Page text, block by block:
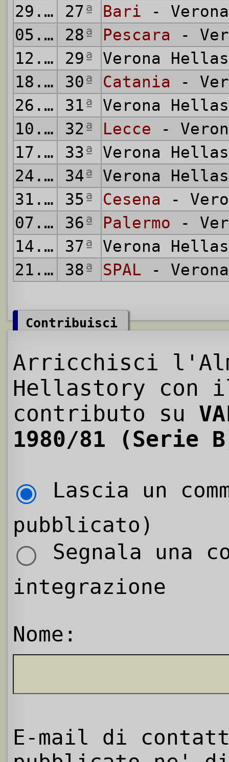
29.03.1981
27ª Bari -
05.04.1981
28ª Pescara -
12.04.1981
29ª
Verona
18.04.1981
30ª Catania -
26.04.1981
31ª
Verona
10.05.1981
32ª Lecce -
17.05.1981
33ª
Verona
24.05.1981
34ª
Verona
31.05.1981
35ª Cesena -
07.06.1981
36ª Palermo -
14.06.1981
37ª
Verona
21.06.1981
38ª SPAL -
Contribuisci
Arricchisci
Hellastory con
contributo su
1980/81 (Serie
Lascia un
pubblicato)
Segnala una
integrazione
Nome:
E-mail di